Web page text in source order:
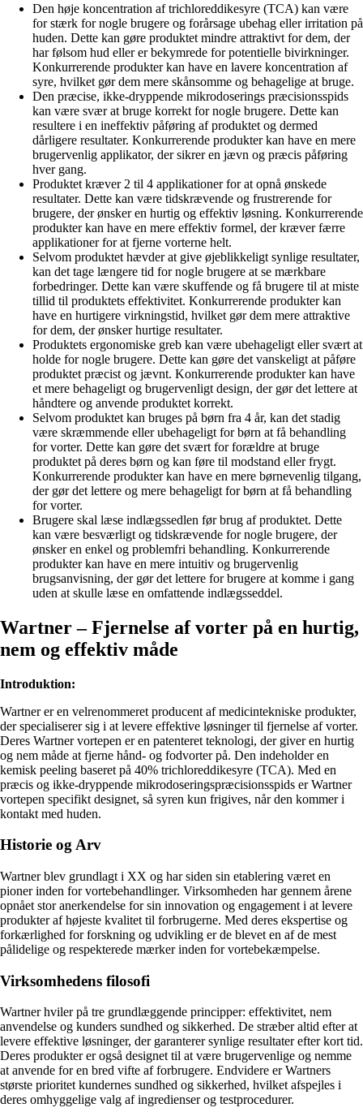
Den høje koncentration af trichloreddikesyre (TCA) kan være
for stærk for nogle brugere og forårsage ubehag eller irritation på
huden. Dette kan gøre produktet mindre attraktivt for dem, der
har følsom hud eller er bekymrede for potentielle bivirkninger.
Konkurrerende produkter kan have en lavere koncentration af
syre, hvilket gør dem mere skånsomme og behagelige at bruge.
Den præcise, ikke-dryppende mikrodoserings præcisionsspids
kan være svær at bruge korrekt for nogle brugere. Dette kan
resultere i en ineffektiv påføring af produktet og dermed
dårligere resultater. Konkurrerende produkter kan have en mere
brugervenlig applikator, der sikrer en jævn og præcis påføring
hver gang.
Produktet kræver 2 til 4 applikationer for at opnå ønskede
resultater. Dette kan være tidskrævende og frustrerende for
brugere, der ønsker en hurtig og effektiv løsning. Konkurrerende
produkter kan have en mere effektiv formel, der kræver færre
applikationer for at fjerne vorterne helt.
Selvom produktet hævder at give øjeblikkeligt synlige resultater,
kan det tage længere tid for nogle brugere at se mærkbare
forbedringer. Dette kan være skuffende og få brugere til at miste
tillid til produktets effektivitet. Konkurrerende produkter kan
have en hurtigere virkningstid, hvilket gør dem mere attraktive
for dem, der ønsker hurtige resultater.
Produktets ergonomiske greb kan være ubehageligt eller svært at
holde for nogle brugere. Dette kan gøre det vanskeligt at påføre
produktet præcist og jævnt. Konkurrerende produkter kan have
et mere behageligt og brugervenligt design, der gør det lettere at
håndtere og anvende produktet korrekt.
Selvom produktet kan bruges på børn fra 4 år, kan det stadig
være skræmmende eller ubehageligt for børn at få behandling
for vorter. Dette kan gøre det svært for forældre at bruge
produktet på deres børn og kan føre til modstand eller frygt.
Konkurrerende produkter kan have en mere børnevenlig tilgang,
der gør det lettere og mere behageligt for børn at få behandling
for vorter.
Brugere skal læse indlægssedlen før brug af produktet. Dette
kan være besværligt og tidskrævende for nogle brugere, der
ønsker en enkel og problemfri behandling. Konkurrerende
produkter kan have en mere intuitiv og brugervenlig
brugsanvisning, der gør det lettere for brugere at komme i gang
uden at skulle læse en omfattende indlægsseddel.
Wartner – Fjernelse af vorter på en hurtig,
nem og effektiv måde
Introduktion:
Wartner er en velrenommeret producent af medicintekniske produkter,
der specialiserer sig i at levere effektive løsninger til fjernelse af vorter.
Deres Wartner vortepen er en patenteret teknologi, der giver en hurtig
og nem måde at fjerne hånd- og fodvorter på. Den indeholder en
kemisk peeling baseret på 40% trichloreddikesyre (TCA). Med en
præcis og ikke-dryppende mikrodoseringspræcisionsspids er Wartner
vortepen specifikt designet, så syren kun frigives, når den kommer i
kontakt med huden.
Historie og Arv
Wartner blev grundlagt i XX og har siden sin etablering været en
pioner inden for vortebehandlinger. Virksomheden har gennem årene
opnået stor anerkendelse for sin innovation og engagement i at levere
produkter af højeste kvalitet til forbrugerne. Med deres ekspertise og
forkærlighed for forskning og udvikling er de blevet en af de mest
pålidelige og respekterede mærker inden for vortebekæmpelse.
Virksomhedens filosofi
Wartner hviler på tre grundlæggende principper: effektivitet, nem
anvendelse og kunders sundhed og sikkerhed. De stræber altid efter at
levere effektive løsninger, der garanterer synlige resultater efter kort tid.
Deres produkter er også designet til at være brugervenlige og nemme
at anvende for en bred vifte af forbrugere. Endvidere er Wartners
største prioritet kundernes sundhed og sikkerhed, hvilket afspejles i
deres omhyggelige valg af ingredienser og testprocedurer.